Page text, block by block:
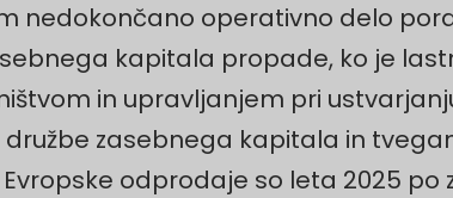
nedokončano operativno delo
kapitala propade, ko je
in upravljanjem pri
zasebnega kapitala in
Evropske odprodaje so leta 2025